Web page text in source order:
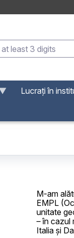
Lucrați în
M-am
EMPL
unitate
– în cazul
Italia și